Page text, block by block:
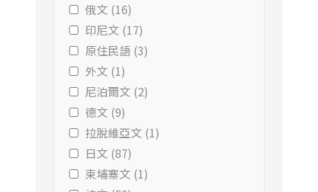
俄文 (16)
印尼文 (17)
原住民語 (3)
外文 (1)
尼泊爾文 (2)
德文 (9)
拉脫維亞文 (1)
日文 (87)
柬埔寨文 (1)